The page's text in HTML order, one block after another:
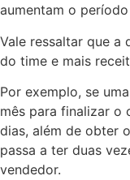
aumentam o
Vale ressaltar que a
do time e mais
Por exemplo, se
mês para finalizar o
dias, além de obter
passa a ter duas
vendedor.